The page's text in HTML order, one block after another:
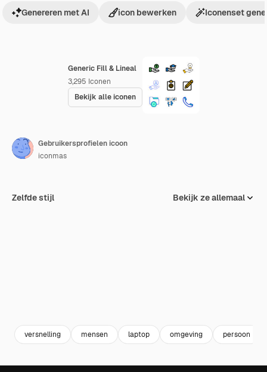
Generic Fill & Lineal
3,295 Iconen
Bekijk alle iconen
Genereren met AI icon bewerken Iconenset
Gebruikersprofielen icoon
iconmas
Zelfde stijl Bekijk ze allemaal
versnelling mensen laptop omgeving persoon